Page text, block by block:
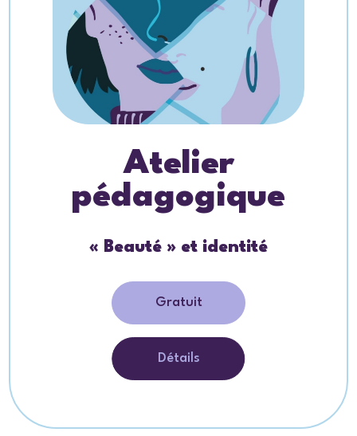
Atelier
pédagogique
« Beauté » et identité
Gratuit
Détails